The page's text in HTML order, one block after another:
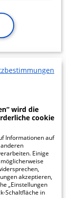
16.42
wird die
cookie
Informationen auf
Einige
akzeptieren,
„Einstellungen
Schaltfläche in